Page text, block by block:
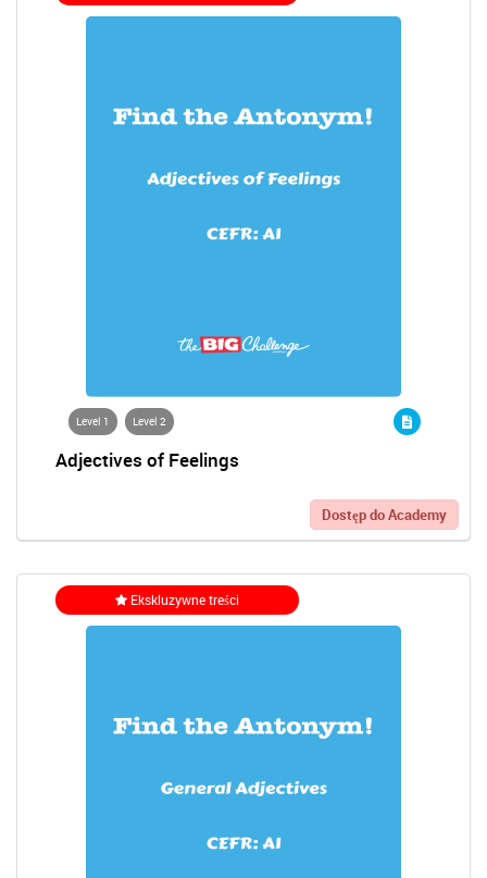
Level 1 Level 2
Adjectives of Feelings
Dostęp do Academy
Ekskluzywne treści